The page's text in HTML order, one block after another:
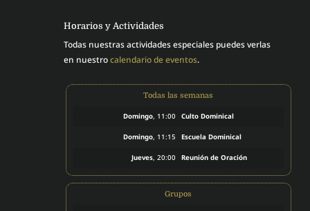
Horarios y Actividades
Todas nuestras actividades especiales puedes verlas
en nuestrocalendario de eventos.
Todas las semanas
Domingo, 11:00 Culto Dominical
Domingo, 11:15 Escuela Dominical
Jueves, 20:00 Reunión de Oración
Grupos